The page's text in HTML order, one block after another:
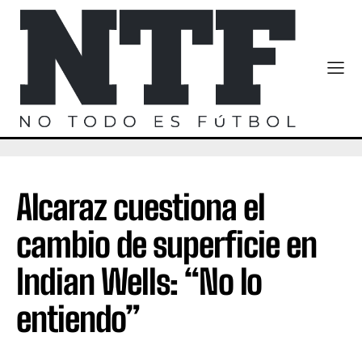
Alcaraz cuestiona el
cambio de superficie en
Indian Wells: “No lo
entiendo”